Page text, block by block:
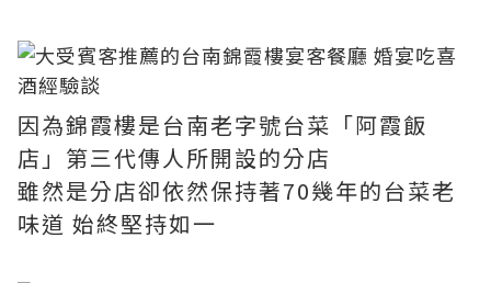
因為錦霞樓是台南老字號台菜「阿霞飯
店」第三代傳人所開設的分店
雖然是分店卻依然保持著70幾年的台菜老
味道 始終堅持如一